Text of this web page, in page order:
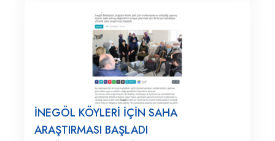
İNEGÖL KÖYLERİ İÇİN SAHA
ARAŞTIRMASI BAŞLADI